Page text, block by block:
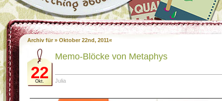
Archiv für » Oktober 22nd, 2011«
22
Okt.
Memo-Blöcke von Metaphys
Julia